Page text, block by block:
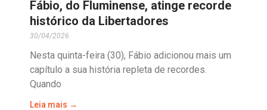
Fábio, do Fluminense, atinge recorde
histórico da Libertadores
30/04/2026
Nesta quinta-feira (30), Fábio adicionou mais um
capítulo a sua história repleta de recordes.
Quando
Leia mais →